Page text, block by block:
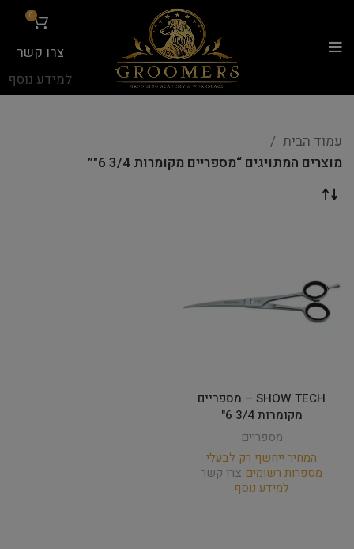
0
צרו קשר
למידע נוסף
עמוד הבית
מוצרים המתויגים “מספריים מקומרות 3/4 6"”
SHOW TECH – מספריים
מקומרות 3/4 6"
מספריים
המחיר ייחשף רק לבעלי
מספרות רשומים צרו קשר
למידע נוסף